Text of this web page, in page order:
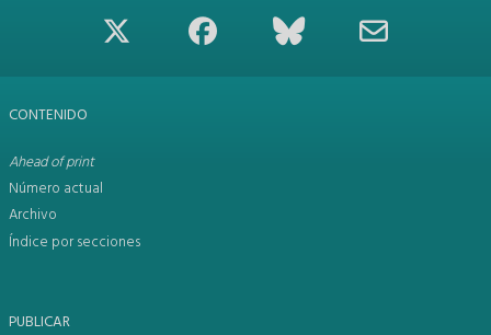
CONTENIDO
Ahead of print
Número actual
Archivo
Índice por secciones
PUBLICAR